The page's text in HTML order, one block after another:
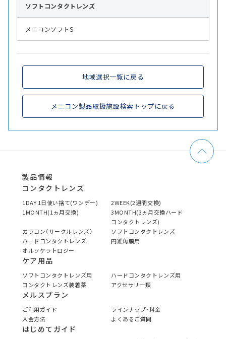
ソフト コンタクトレンズ
メニコンソフトS
地域選択一覧に戻る
メニコン製品取扱施設検索トップに戻る
製品情報
コンタクトレンズ
1DAY 1日使い捨て(ワンデー)
2WEEK(2週間交換)
1MONTH(1ヵ月交換)
3MONTH(3ヵ月交換ハード
コンタクトレンズ)
カラコン（サークルレンズ）
ソフトコンタクトレンズ
ハードコンタクトレンズ
円錐角膜用
オルソケラトロジー
ケア用品
ソフトコンタクトレンズ用
ハードコンタクトレンズ用
コンタクトレンズ装着薬
アクセサリー類
メルスプラン
ご利用ガイド
ラインナップ・料金
入会方法
よくあるご質問
はじめてガイド